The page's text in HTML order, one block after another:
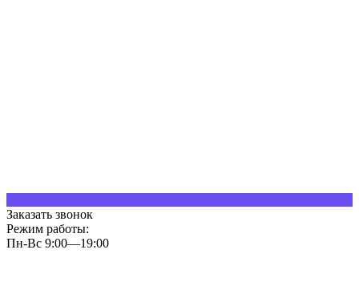
Заказать звонок
Режим работы:
Пн-Вс 9:00—19:00